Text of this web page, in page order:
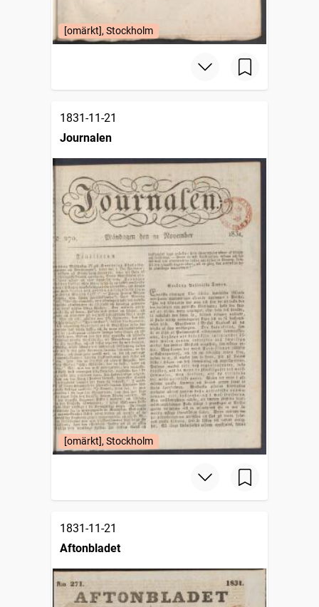
[omärkt], Stockholm
1831-11-21
Journalen
[omärkt], Stockholm
1831-11-21
Aftonbladet